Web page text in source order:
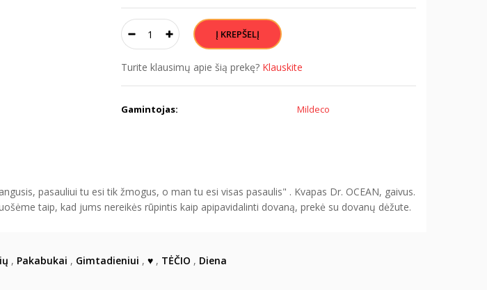
Turite klausimų apie šią prekę? Klauskite
Gamintojas: Mildeco
pasauliui tu esi tik žmogus, o man tu esi visas pasaulis" . Kvapas Dr. OCEAN, gaivus.
taip, kad jums nereikės rūpintis kaip apipavidalinti dovaną, prekė su dovanų dėžute.
, Pakabukai , Gimtadieniui , ♥, TĖČIO , Diena